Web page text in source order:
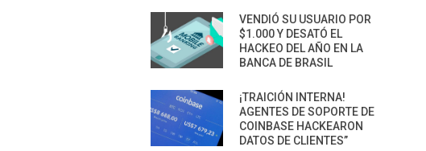
VENDIÓ SU USUARIO POR
$1.000 Y DESATÓ EL
HACKEO DEL AÑO EN LA
BANCA DE BRASIL
¡TRAICIÓN INTERNA!
AGENTES DE SOPORTE DE
COINBASE HACKEARON
DATOS DE CLIENTES”